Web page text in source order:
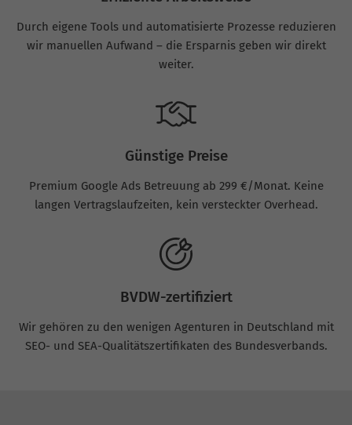
Durch eigene Tools und automatisierte Prozesse reduzieren
wir manuellen Aufwand – die Ersparnis geben wir direkt
weiter.
Günstige Preise
Premium Google Ads Betreuung ab 299 €/Monat. Keine
langen Vertragslaufzeiten, kein versteckter Overhead.
BVDW-zertifiziert
Wir gehören zu den wenigen Agenturen in Deutschland mit
SEO- und SEA-Qualitätszertifikaten des Bundesverbands.